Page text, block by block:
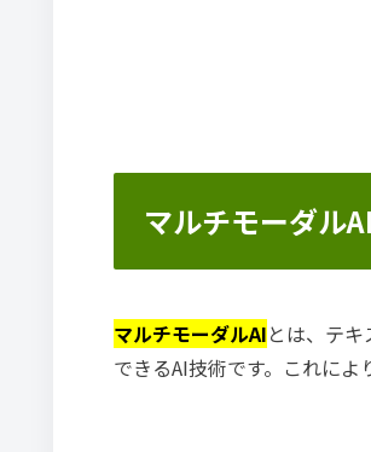
マルチモーダル
マルチモーダルAIとは、テ
できるAI技術です。これによ